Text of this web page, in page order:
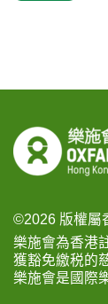
©2026 版權屬
樂施會為香港
獲豁免繳税的
樂施會是國際